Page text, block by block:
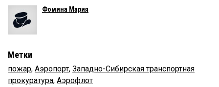
Фомина Мария
Метки
пожар, Аэропорт, Западно-Сибирская транспортная
прокуратура, Аэрофлот